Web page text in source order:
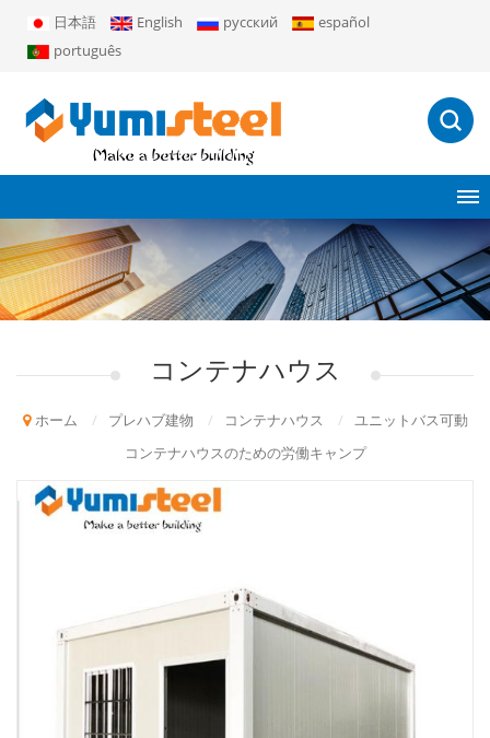
日本語 English русский
español
português
コンテナハウス
ホーム / プレハブ建物 / コンテナハウス /
ユニットバス可動
コンテナハウスのための労働キャンプ